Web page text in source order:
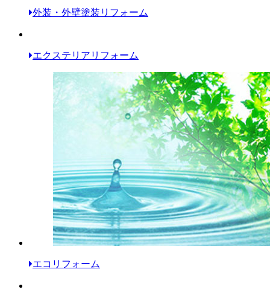
外装・外壁塗装リフォーム
エクステリアリフォーム
エコリフォーム